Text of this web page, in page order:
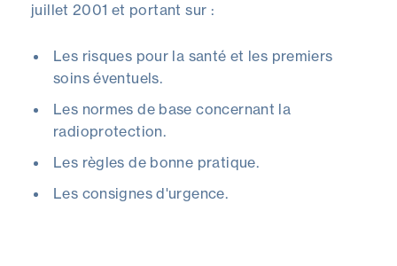
juillet 2001 et portant sur :
Les risques pour la santé et les premiers
soins éventuels.
Les normes de base concernant la
radioprotection.
Les règles de bonne pratique.
Les consignes d'urgence.